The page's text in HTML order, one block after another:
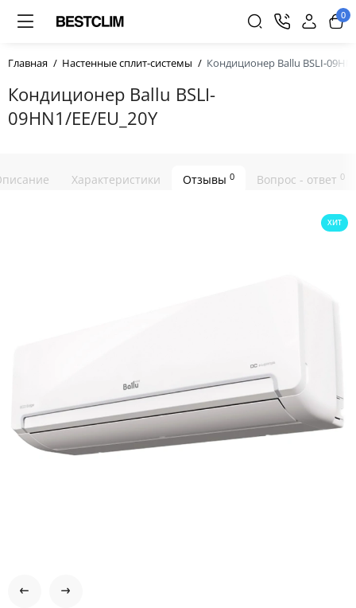
0
Главная Настенные сплит-системы Кондиционер Ballu BSLI-
Кондиционер Ballu BSLI-
09HN1/EE/EU_20Y
Характеристики Отзывы 0 Вопрос - ответ 0
ХИТ